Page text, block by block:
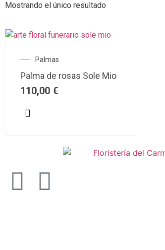
Mostrando el único resultado
Palmas
Palma de rosas Sole Mio
110,00 €